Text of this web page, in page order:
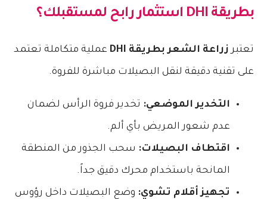
بطريقة DHI
استثمار رابح لمستقبلك؟
تعتبرزراعة الشعر بطريقة DHI عملية متكاملة تعتمد
على تقنية دقيقة لنقل البصيلات مباشرة للفروة.
التخدير الموضعي: تخدير فروة الرأس لضمان
عدم شعور المريض بأي ألم.
اقتطاف البصيلات: سحب الجذور من المنطقة
المانحة باستخدام محرك دقيق جداً.
تجهيز أقلام تشوي: وضع البصيلات داخل رؤوس